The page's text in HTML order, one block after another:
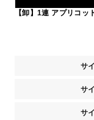
【卸】1連 アプリコ
サ
サ
サ